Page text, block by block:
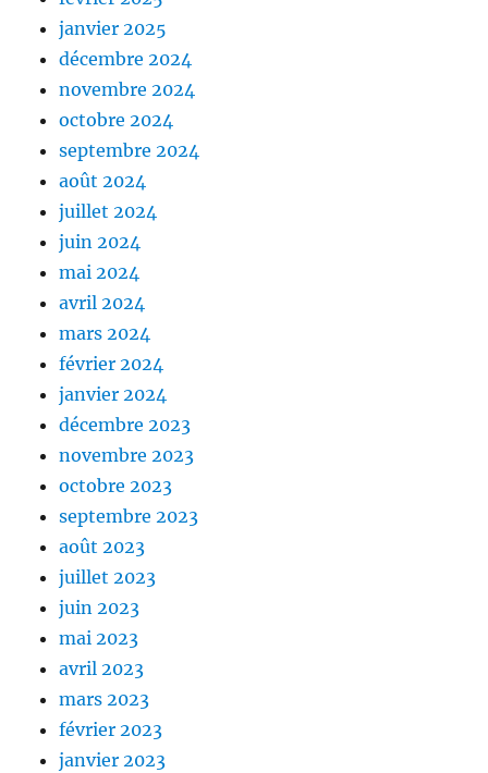
janvier 2025
décembre 2024
novembre 2024
octobre 2024
septembre 2024
août 2024
juillet 2024
juin 2024
mai 2024
avril 2024
mars 2024
février 2024
janvier 2024
décembre 2023
novembre 2023
octobre 2023
septembre 2023
août 2023
juillet 2023
juin 2023
mai 2023
avril 2023
mars 2023
février 2023
janvier 2023